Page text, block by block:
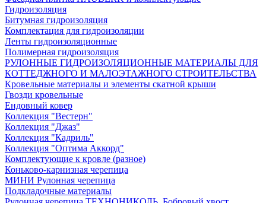
Гидроизоляция
Битумная гидроизоляция
Комплектация для гидроизоляции
Ленты гидроизоляционные
Полимерная гидроизоляция
РУЛОННЫЕ ГИДРОИЗОЛЯЦИОННЫЕ МАТЕРИАЛЫ ДЛЯ
КОТТЕДЖНОГО И МАЛОЭТАЖНОГО СТРОИТЕЛЬСТВА
Кровельные материалы и элементы скатной крыши
Гвозди кровельные
Ендовный ковер
Коллекция "Вестерн"
Коллекция "Джаз"
Коллекция "Кадриль"
Коллекция "Оптима Аккорд"
Комплектующие к кровле (разное)
Коньково-карнизная черепица
МИНИ Рулонная черепица
Подкладочные материалы